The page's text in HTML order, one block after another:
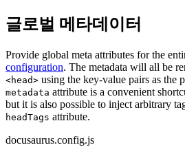
글로벌 메타데이터
Provide global meta attributes for the
configuration. The metadata will all be
<head> using the key-value pairs as the
metadata attribute is a convenient
but it is also possible to inject arbitrary
headTags attribute.
docusaurus.config.js